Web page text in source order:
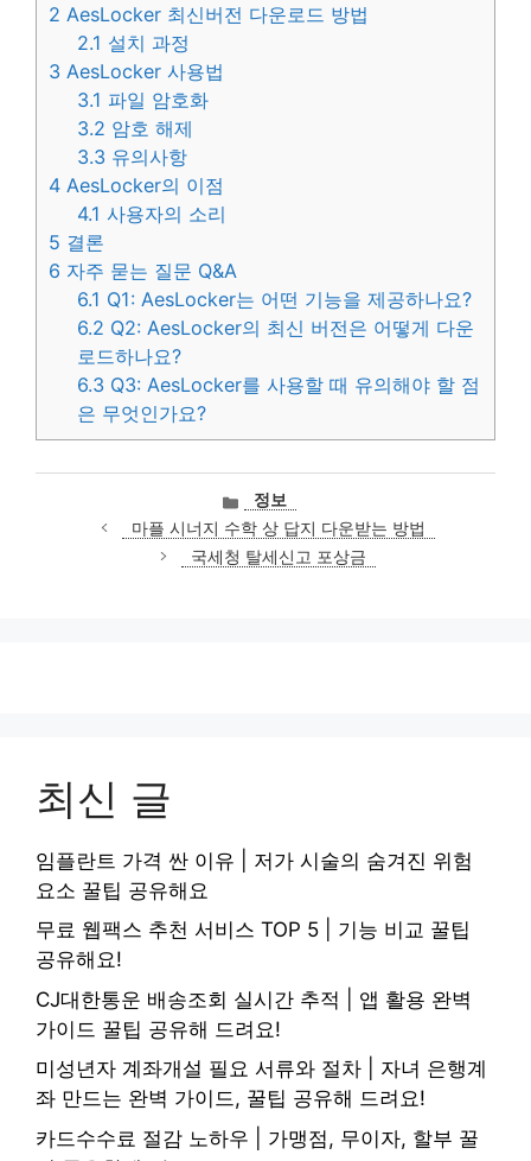
2 AesLocker 최신버전 다운로드 방법
2.1 설치 과정
3 AesLocker 사용법
3.1 파일 암호화
3.2 암호 해제
3.3 유의사항
4 AesLocker의 이점
4.1 사용자의 소리
5 결론
6 자주 묻는 질문 Q&A
6.1 Q1: AesLocker는 어떤 기능을 제공하나요?
6.2 Q2: AesLocker의 최신 버전은 어떻게 다운
로드하나요?
6.3 Q3: AesLocker를 사용할 때 유의해야 할 점
은 무엇인가요?
카
테
고
리
정보
마플 시너지 수학 상 답지 다운받는 방법
국세청 탈세신고 포상금
최신 글
임플란트 가격 싼 이유 | 저가 시술의 숨겨진 위험
요소 꿀팁 공유해요
무료 웹팩스 추천 서비스 TOP 5 | 기능 비교 꿀팁
공유해요!
CJ대한통운 배송조회 실시간 추적 | 앱 활용 완벽
가이드 꿀팁 공유해 드려요!
미성년자 계좌개설 필요 서류와 절차 | 자녀 은행계
좌 만드는 완벽 가이드, 꿀팁 공유해 드려요!
카드수수료 절감 노하우 | 가맹점, 무이자, 할부 꿀